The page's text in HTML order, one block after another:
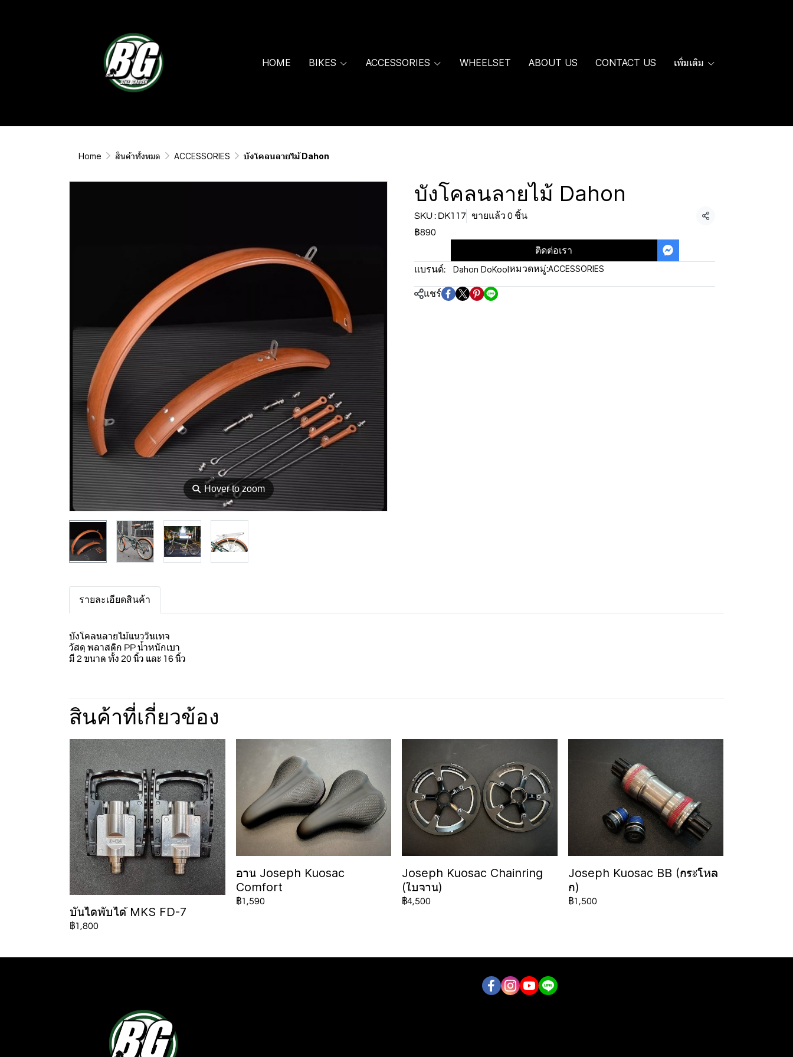
HOME BIKES ACCESSORIES WHEELSET ABOUT US CONTACT US เพิ่มเติม
Home สินค้าทั้งหมด ACCESSORIES บังโคลนลายไม้ Dahon
⚲Hover to zoom
บังโคลนลายไม้ Dahon
SKU : DK117 ขายแล้ว 0 ชิ้น แชร์
฿890
ติดต่อเรา
แบรนด์: Dahon DoKoolหมวดหมู่:ACCESSORIES
แชร์
รายละเอียดสินค้า
บังโคลนลายไม้แนววินเทจ
วัสดุ พลาสติก PP น้ำหนักเบา
มี 2 ขนาด ทั้ง 20 นิ้ว และ 16 นิ้ว
สินค้าที่เกี่ยวข้อง
บันไดพับได้ MKS FD-7
฿1,800
อาน Joseph Kuosac
Comfort
฿1,590
Joseph Kuosac Chainring
(ใบจาน)
฿4,500
Joseph Kuosac BB (กระโหล
ก)
฿1,500